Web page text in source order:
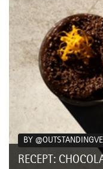
RECEPT:
BY